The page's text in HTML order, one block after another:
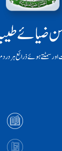
ضیائے
سمٹتے ہوئے ذرائع ہر